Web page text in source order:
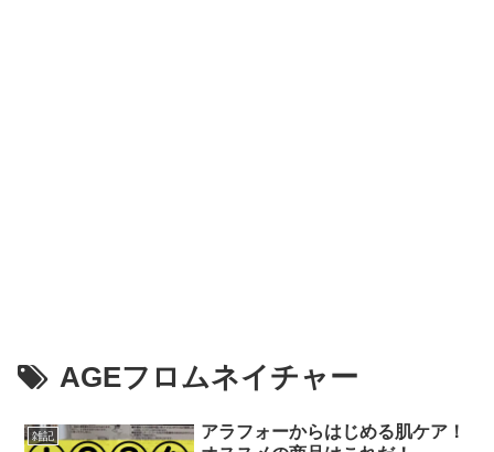
AGEフロムネイチャー
雑記
アラフォーからはじめる肌ケア！